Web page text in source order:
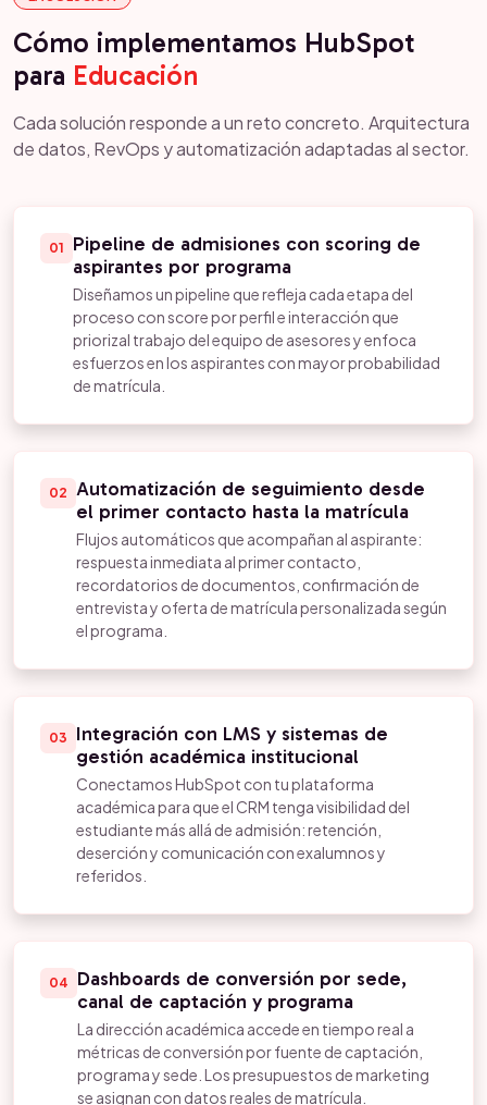
Cómo implementamos HubSpot
para Educación
Cada solución responde a un reto concreto. Arquitectura
de datos, RevOps y automatización adaptadas al sector.
01
Pipeline de admisiones con scoring de
aspirantes por programa
Diseñamos un pipeline que refleja cada etapa del
proceso con score por perfil e interacción que
priorizal trabajo del equipo de asesores y enfoca
esfuerzos en los aspirantes con mayor probabilidad
de matrícula.
02 Automatización de seguimiento desde
el primer contacto hasta la matrícula
Flujos automáticos que acompañan al aspirante:
respuesta inmediata al primer contacto,
recordatorios de documentos, confirmación de
entrevista y oferta de matrícula personalizada según
el programa.
03
Integración con LMS y sistemas de
gestión académica institucional
Conectamos HubSpot con tu plataforma
académica para que el CRM tenga visibilidad del
estudiante más allá de admisión: retención,
deserción y comunicación con exalumnos y
referidos.
04
Dashboards de conversión por sede,
canal de captación y programa
La dirección académica accede en tiempo real a
métricas de conversión por fuente de captación,
programa y sede. Los presupuestos de marketing
se asignan con datos reales de matrícula.